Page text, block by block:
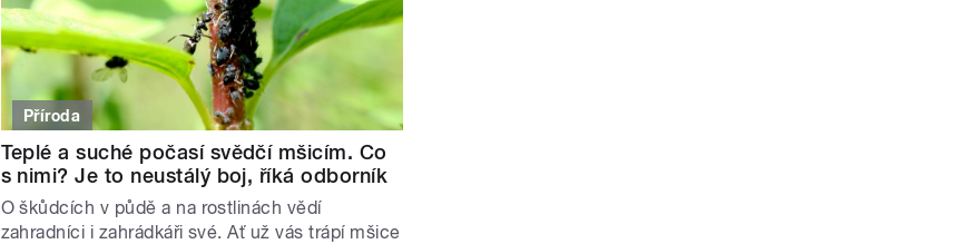
Příroda
Teplé a suché počasí svědčí mšicím. Co
s nimi? Je to neustálý boj, říká odborník
O škůdcích v půdě a na rostlinách vědí
zahradníci i zahrádkáři své. Ať už vás trápí mšice